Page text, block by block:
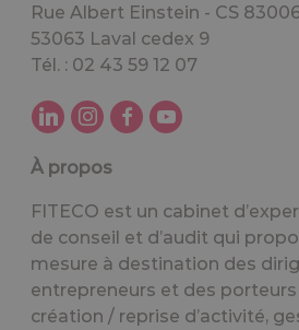
Rue Albert Einstein - CS
53063 Laval cedex 9
Tél. : 02 43 59 12 07
À propos
FITECO est un cabinet
de conseil et d’audit qui
mesure à destination des
entrepreneurs et des
création / reprise d’activité,